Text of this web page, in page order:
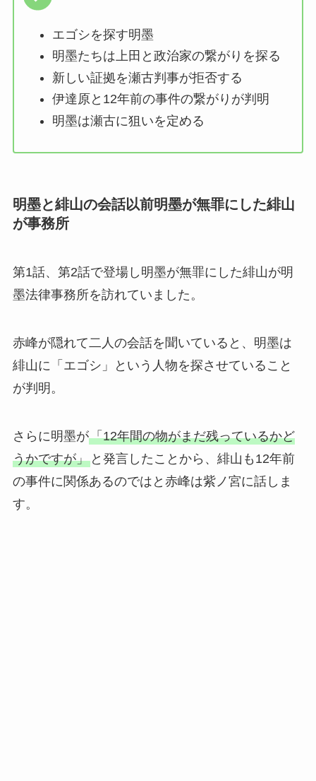
エゴシを探す明墨
明墨たちは上田と政治家の繋がりを探る
新しい証拠を瀬古判事が拒否する
伊達原と12年前の事件の繋がりが判明
明墨は瀬古に狙いを定める
明墨と緋山の会話以前明墨が無罪にした緋山
が事務所
第1話、第2話で登場し明墨が無罪にした緋山が明
墨法律事務所を訪れていました。
赤峰が隠れて二人の会話を聞いていると、明墨は
緋山に「エゴシ」という人物を探させていること
が判明。
さらに明墨が「12年間の物がまだ残っているかど
うかですが」と発言したことから、緋山も12年前
の事件に関係あるのではと赤峰は紫ノ宮に話しま
す。